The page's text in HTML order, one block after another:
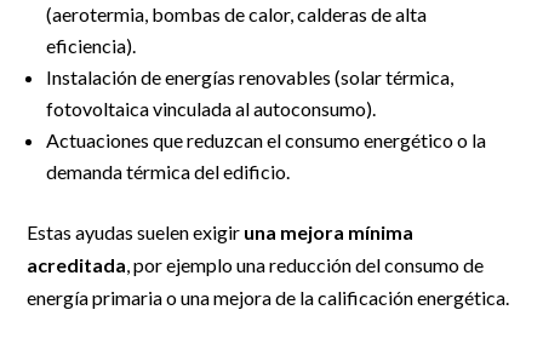
(aerotermia, bombas de calor, calderas de alta
eficiencia).
Instalación de energías renovables (solar térmica,
fotovoltaica vinculada al autoconsumo).
Actuaciones que reduzcan el consumo energético o la
demanda térmica del edificio.
Estas ayudas suelen exigir una mejora mínima
acreditada , por ejemplo una reducción del consumo de
energía primaria o una mejora de la calificación energética.